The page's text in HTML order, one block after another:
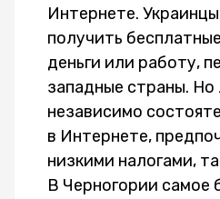
Интернете.
получить
деньги или работу,
западные страны.
независимо
в Интернете,
низкими налогами,
В Черногории самое